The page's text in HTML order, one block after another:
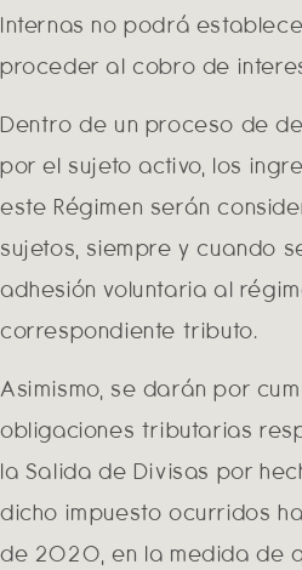
Internas no podrá
proceder al cobro de
Dentro de un proceso de
por el sujeto activo, los
este Régimen serán
sujetos, siempre y cuando
adhesión voluntaria al
correspondiente tributo.
Asimismo, se darán por
obligaciones tributarias
la Salida de Divisas por
dicho impuesto ocurridos
de 2020, en la medida de